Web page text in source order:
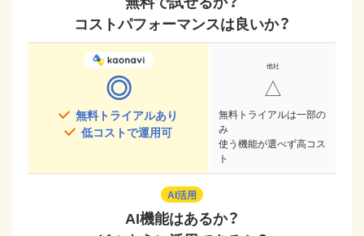
コストパフォーマンスは良いか？
◎
無料トライアルあり
低コストで運用可
△
無料トライアルは一部の
み
使う機能が選べず高コス
ト
AI活用
AI機能はあるか？